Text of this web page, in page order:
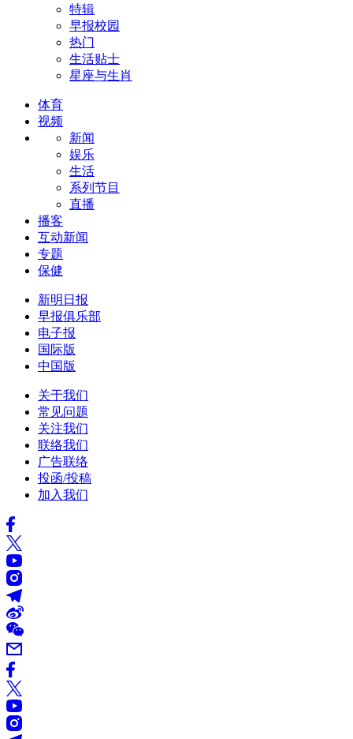
特辑
早报校园
热门
生活贴士
星座与生肖
体育
视频
新闻
娱乐
生活
系列节目
直播
播客
互动新闻
专题
保健
新明日报
早报俱乐部
电子报
国际版
中国版
关于我们
常见问题
关注我们
联络我们
广告联络
投函/投稿
加入我们